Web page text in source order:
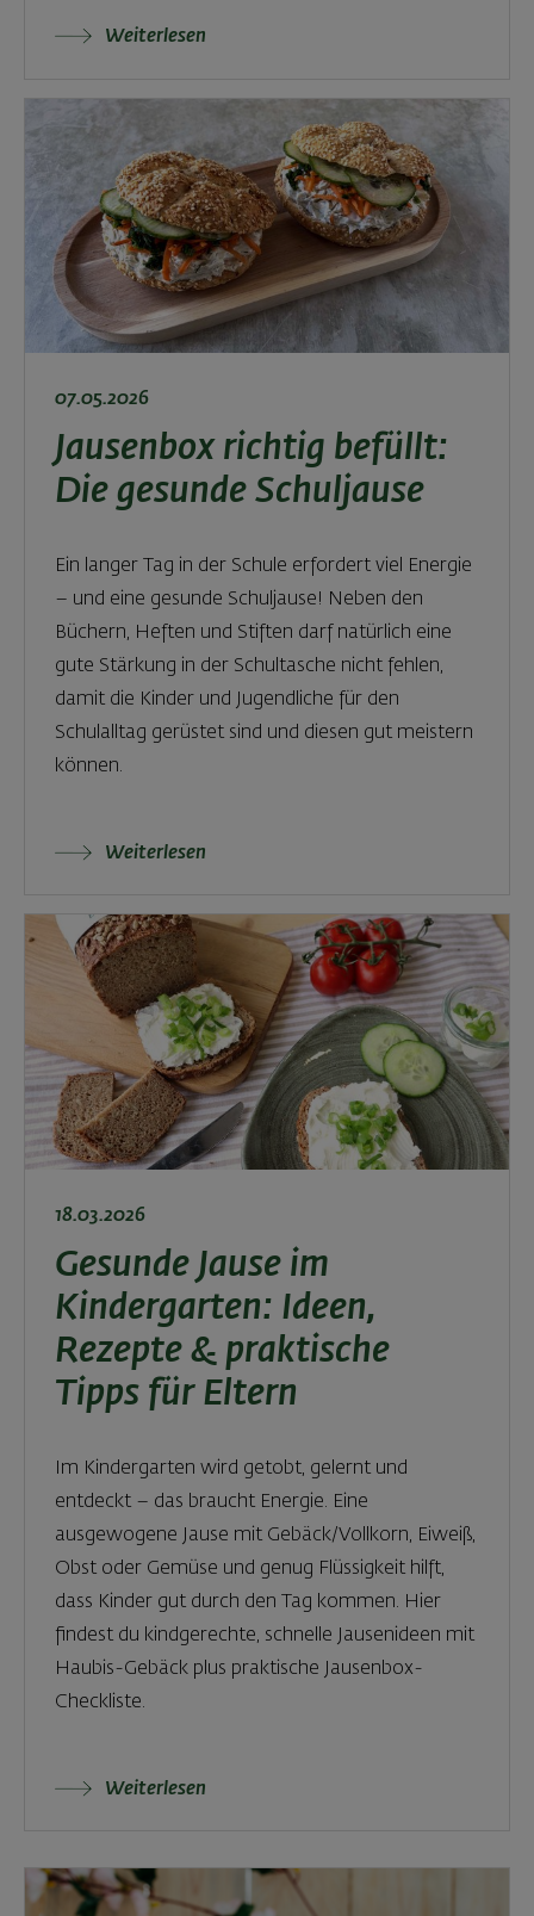
Weiterlesen
07.05.2026
Jausenbox richtig befüllt:
Die gesunde Schuljause
Ein langer Tag in der Schule erfordert viel Energie
– und eine gesunde Schuljause! Neben den
Büchern, Heften und Stiften darf natürlich eine
gute Stärkung in der Schultasche nicht fehlen,
damit die Kinder und Jugendliche für den
Schulalltag gerüstet sind und diesen gut meistern
können.
Weiterlesen
18.03.2026
Gesunde Jause im
Kindergarten: Ideen,
Rezepte & praktische
Tipps für Eltern
Im Kindergarten wird getobt, gelernt und
entdeckt – das braucht Energie. Eine
ausgewogene Jause mit Gebäck/Vollkorn, Eiweiß,
Obst oder Gemüse und genug Flüssigkeit hilft,
dass Kinder gut durch den Tag kommen. Hier
findest du kindgerechte, schnelle Jausenideen mit
Haubis-Gebäck plus praktische Jausenbox-
Checkliste.
Weiterlesen